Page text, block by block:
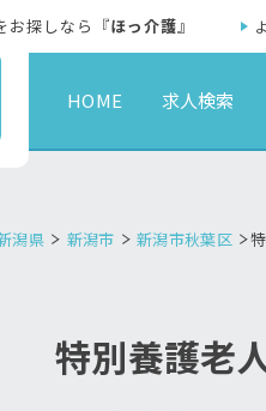
お探しなら『ほっ介護』
HOME 求人検索
潟県 新潟市 新潟市秋葉区
特別養護老